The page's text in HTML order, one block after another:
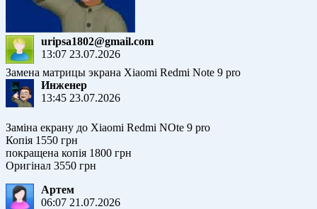
uripsa1802@gmail.com
13:07 23.07.2026
Замена матрицы экрана Xiaomi Redmi Note 9 pro
Инженер
13:45 23.07.2026
Заміна екрану до Xiaomi Redmi NOte 9 pro
Копія 1550 грн
покращена копія 1800 грн
Оригінал 3550 грн
Артем
06:07 21.07.2026